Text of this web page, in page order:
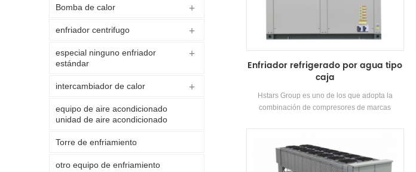
Enfriador refrigerado por agua tipo
caja
Hstars Group es uno de los que adopta la
combinación de compresores de marcas
por agua tipo caja de componentes de control
electrónico. El fabricante de enfriadores scroll
modulares equipa el enfriador scroll enfriado
por agua con un condensador y evaporador de
Bomba de calor
enfriador centrifugo
especial ninguno enfriador
estándar
intercambiador de calor
equipo de aire acondicionado
unidad de aire acondicionado
Torre de enfriamiento
otro equipo de enfriamiento